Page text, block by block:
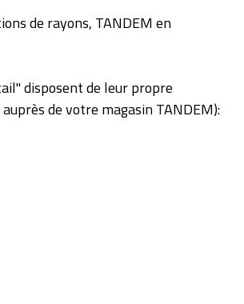
de rayons, TANDEM en
disposent de leur propre
de votre magasin TANDEM):